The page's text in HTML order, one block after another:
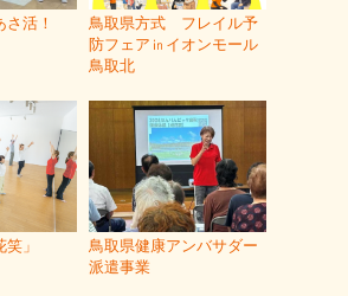
さ活！
鳥取県方式 フレイル予
防フェア㏌イオンモール
鳥取北
」
鳥取県健康アンバサダー
派遣事業